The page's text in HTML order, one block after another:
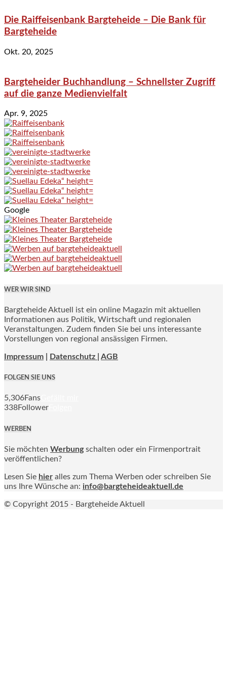
Die Raiffeisenbank Bargteheide – Die Bank für
Bargteheide
Okt. 20, 2025
Bargteheider Buchhandlung – Schnellster Zugriff
auf die ganze Medienvielfalt
Apr. 9, 2025
Google
WER WIR SIND
Bargteheide Aktuell ist ein online Magazin mit aktuellen
Informationen aus Politik, Wirtschaft und regionalen
Veranstaltungen. Zudem finden Sie bei uns interessante
Vorstellungen von regional ansässigen Firmen.
Impressum Datenschutz | AGB
FOLGEN SIE UNS
5,306Fans
338Follower
WERBEN
Sie möchten Werbung schalten oder ein Firmenportrait
veröffentlichen?
Lesen Sie hier alles zum Thema Werben oder schreiben Sie
uns Ihre Wünsche an: info@bargteheideaktuell.de
© Copyright 2015 - Bargteheide Aktuell